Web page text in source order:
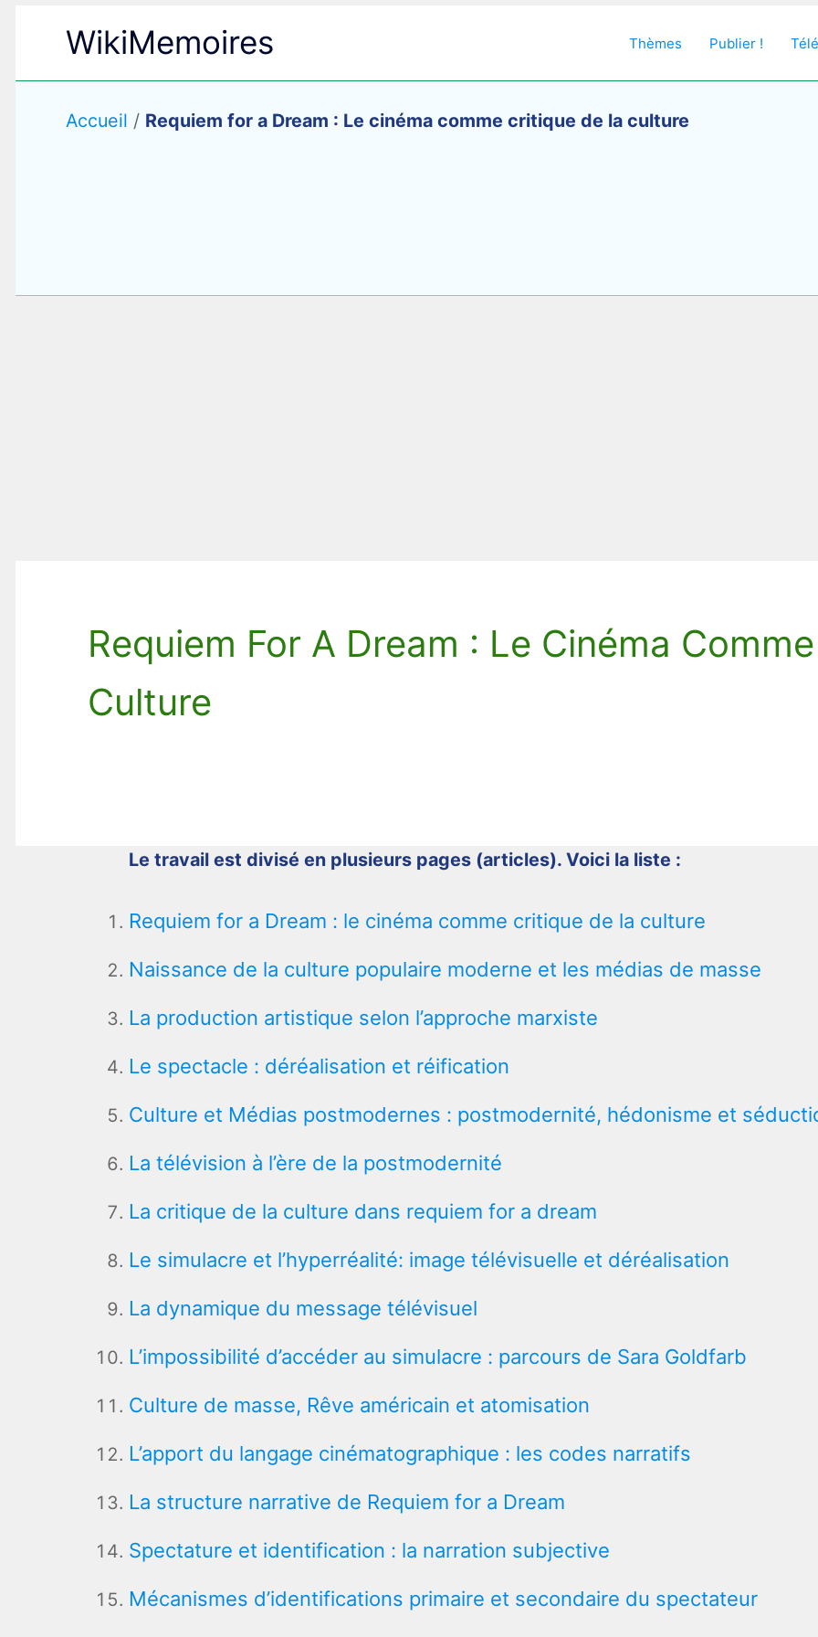
WikiMemoires Thèmes Publier !
Accueil / Requiem for a Dream : Le cinéma comme critique de la culture
Requiem For A Dream : Le Cinéma
Culture
Le travail est divisé en plusieurs pages (articles). Voici la liste :
Requiem for a Dream : le cinéma comme critique de la culture
Naissance de la culture populaire moderne et les médias de masse
La production artistique selon l’approche marxiste
Le spectacle : déréalisation et réification
Culture et Médias postmodernes : postmodernité, hédonisme et
La télévision à l’ère de la postmodernité
La critique de la culture dans requiem for a dream
Le simulacre et l’hyperréalité: image télévisuelle et déréalisation
La dynamique du message télévisuel
L’impossibilité d’accéder au simulacre : parcours de Sara Goldfarb
Culture de masse, Rêve américain et atomisation
L’apport du langage cinématographique : les codes narratifs
La structure narrative de Requiem for a Dream
Spectature et identification : la narration subjective
Mécanismes d’identifications primaire et secondaire du spectateur